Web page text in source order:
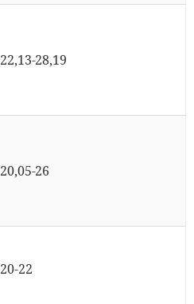
22,13-28,19
20,05-26
20-22